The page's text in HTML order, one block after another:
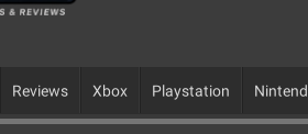
Reviews Xbox Playstation